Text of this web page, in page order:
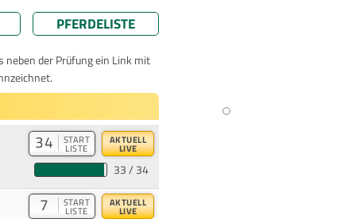
PFERDELISTE
neben der Prüfung ein Link mit
34 START
LISTE
AKTUELL
LIVE
33 / 34
7 START
LISTE
AKTUELL
LIVE